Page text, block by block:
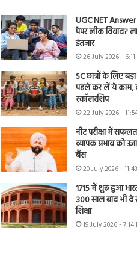
UGC NET
पेपर लीक विवाद?
इंतजार
26 July 2026 - 6:11
SC छात्रों के लिए
पहले कर लें ये काम,
स्कॉलरशिप
22 July 2026 -
नीट परीक्षा में
व्यापक प्रभाव को
बैंस
20 July 2026 -
1715 में शुरू हुआ
300 साल बाद भी दे
शिक्षा
19 July 2026 - 7:14